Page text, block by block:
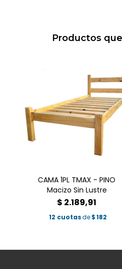
Productos
CAMA 1PL TMAX - PINO
Macizo Sin Lustre
$ 2.189,91
12 cuotasde $182